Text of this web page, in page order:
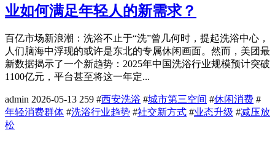
业如何满足年轻人的新需求？
百亿市场新浪潮：洗浴不止于“洗”曾几何时，提起洗浴中心，
人们脑海中浮现的或许是东北的专属休闲画面。然而，美团最
新数据揭示了一个新趋势：2025年中国洗浴行业规模预计突破
1100亿元，平台甚至将这一年定...
admin 2026-05-13 259 #西安洗浴 #城市第三空间 #休闲消费 #
年轻消费群体 #洗浴行业趋势 #社交新方式 #业态升级 #减压放
松